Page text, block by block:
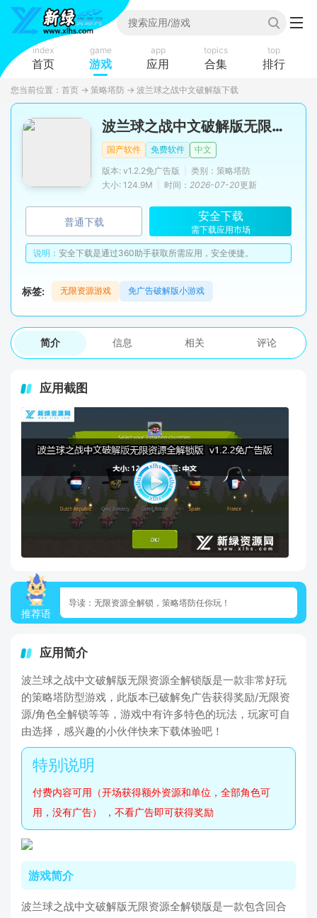
index
首页
game
游戏
app
应用
topics
合集
top
排行
您当前位置： 首页 → 策略塔防 → 波兰球之战中文破解版下载
波兰球之战中文破解版无限资源全解锁版
国产软件 免费软件
中文
版本: v1.2.2免广告版
类别：策略塔防
大小: 124.9M
时间： 2026-07-20更新
普通下载 安全下载
需下载应用市场
说明： 安全下载是通过360助手获取所需应用，安全便捷。
标签: 无限资源游戏 免广告破解版小游戏
简介 信息 相关 评论
应用截图
推荐语
导读：无限资源全解锁，策略塔防任你玩！
应用简介
波兰球之战中文破解版无限资源全解锁版是一款非常好玩
的策略塔防型游戏，此版本已破解免广告获得奖励/无限资
源/角色全解锁等等，游戏中有许多特色的玩法，玩家可自
由选择，感兴趣的小伙伴快来下载体验吧！
付费内容可用（开场获得额外资源和单位，全部角色可
用，没有广告） ，不看广告即可获得奖励
游戏简介
波兰球之战中文破解版无限资源全解锁版是一款包含回合